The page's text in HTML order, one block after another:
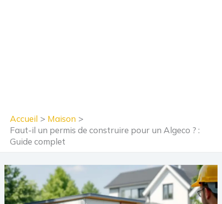
Accueil
Maison
Faut-il un permis de construire pour un Algeco ? :
Guide complet